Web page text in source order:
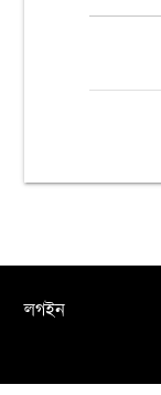
লগইন